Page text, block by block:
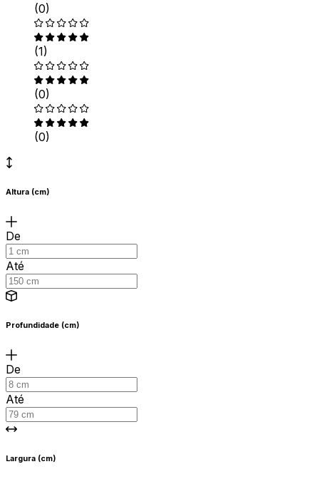
(0)
(1)
(0)
(0)
Altura (cm)
De
Até
Profundidade (cm)
De
Até
Largura (cm)